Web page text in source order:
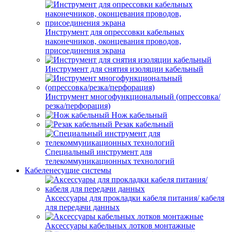
Инструмент для опрессовки кабельных
наконечников, оконцевания проводов,
присоединения экрана
Инструмент для снятия изоляции кабельный
Инструмент многофункциональный (опрессовка/
резка/перфорация)
Нож кабельный
Резак кабельный
Специальный инструмент для
телекоммуникационных технологий
Кабеленесущие системы
Аксессуары для прокладки кабеля питания/ кабеля
для передачи данных
Аксессуары кабельных лотков монтажные